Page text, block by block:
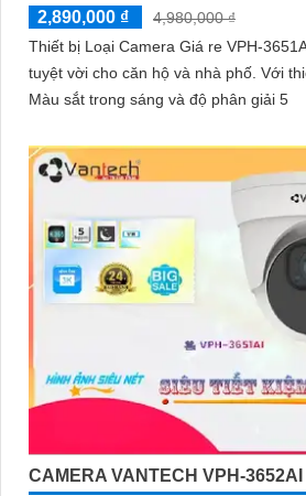
2,890,000 ₫
4,980,000 ₫
Thiết bị Loại Camera Giá re VPH-
tuyệt vời cho căn hộ và nhà phố. Với thiết kế Dome Kim Loại
Màu sắt trong sáng và độ phân giải 5
CAMERA VANTECH VPH-3652AI